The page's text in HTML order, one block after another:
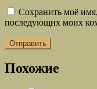
Сохранить моё
последующих моих
Похожие